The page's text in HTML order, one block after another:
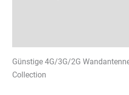
Günstige 4G/3G/2G
Collection